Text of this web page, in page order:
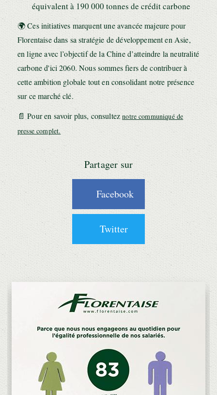
équivalent à 190 000 tonnes de crédit carbone
🌍 Ces initiatives marquent une avancée majeure pour
Florentaise dans sa stratégie de développement en Asie,
en ligne avec l’objectif de la Chine d’atteindre la neutralité
carbone d'ici 2060. Nous sommes fiers de contribuer à
cette ambition globale tout en consolidant notre présence
sur ce marché clé.
📄 Pour en savoir plus, consulteznotre communiqué de
presse complet.
Partager sur
Facebook
Twitter